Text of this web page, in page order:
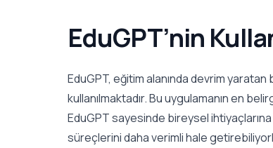
EduGPT’nin
EduGPT, eğitim alanında devrim
kullanılmaktadır. Bu uygulamanın en
EduGPT sayesinde bireysel
süreçlerini daha verimli hale